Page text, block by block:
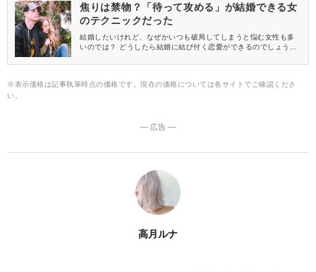
焦りは禁物？「待って攻める」が結婚できる女
のテクニックだった
結婚したいけれど、なぜかいつも破局してしまうと悩む女性も多
いのでは？ どうしたら結婚に結び付く恋愛ができるのでしょう
て攻める」というのがあります。 早速ご紹介します。
※表示価格は記事執筆時点の価格です。現在の価格については各サイトでご確認くださ
い。
― 広告 ―
高月ルナ